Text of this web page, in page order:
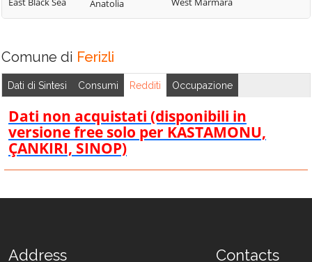
Anatolia
Comune di Ferizli
Dati di Sintesi Consumi Redditi Occupazione
Dati non acquistati (disponibili in
versione free solo per KASTAMONU,
ÇANKIRI, SINOP)
Address Contacts